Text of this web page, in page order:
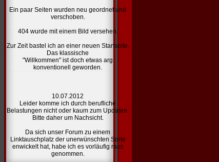
Ein paar Seiten wurden neu geordnet und
verschoben.
404wurde mit einem Bild versehen.
Zur Zeit bastel ich an einer neuen Startseite.
Das klassische
"Willkommen" ist doch etwas arg
konventionell geworden.
10.07.2012
Leider komme ich durch berufliche
Belastungen nicht oder kaum zum Updaten.
Bitte daher um Nachsicht.
Da sich unser Forum zu einem
Linktauschplatz der unerwünschten Sorte
enwickelt hat, habe ich es vorläufig raus
genommen.